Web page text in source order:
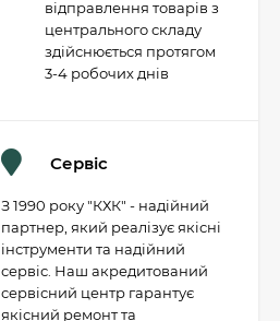
відправлення товарів з
центрального складу
здійснюється протягом
3-4 робочих днів
Сервіс
З 1990 року "КХК" - надійний
партнер, який реалізує якісні
інструменти та надійний
сервіс. Наш акредитований
сервісний центр гарантує
якісний ремонт та